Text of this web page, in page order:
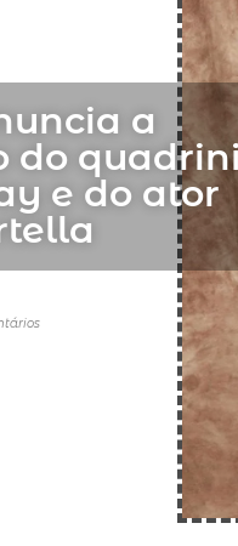
a
do
e do ator